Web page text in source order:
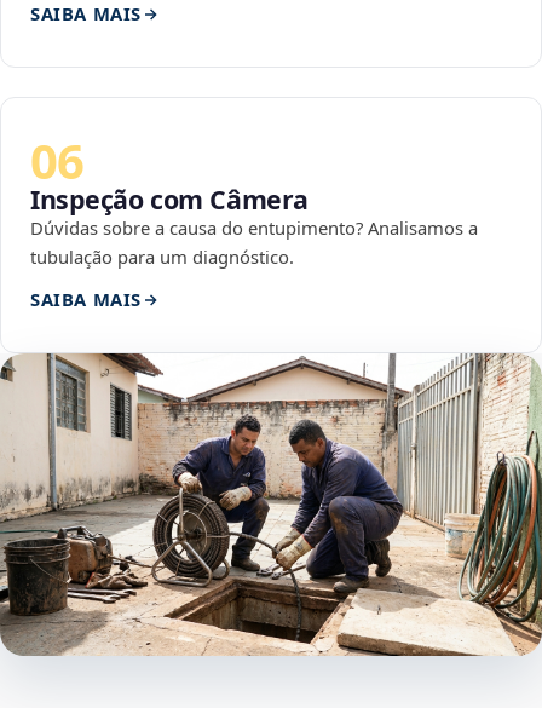
SAIBA MAIS
06
Inspeção com Câmera
Dúvidas sobre a causa do entupimento? Analisamos a
tubulação para um diagnóstico.
SAIBA MAIS